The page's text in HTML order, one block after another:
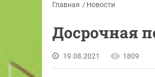
Главная Новости
Досрочная
19.08.2021 1809